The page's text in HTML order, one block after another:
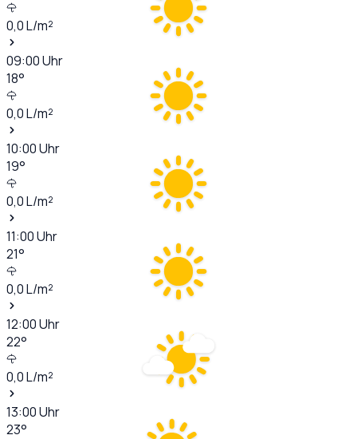
0,0L/m²
09:00Uhr
18°
0,0L/m²
10:00Uhr
19°
0,0L/m²
11:00Uhr
21°
0,0L/m²
12:00Uhr
22°
0,0L/m²
13:00Uhr
23°